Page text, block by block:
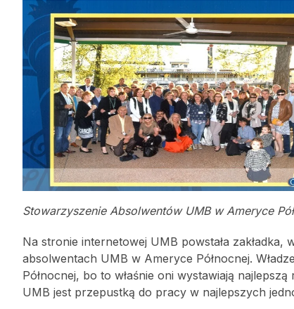
Stowarzyszenie Absolwentów UMB w Ameryce
Na stronie internetowej UMB powstała
absolwentach UMB w Ameryce Północnej.
Północnej, bo to właśnie oni wystawiają
UMB jest przepustką do pracy w najlepszych